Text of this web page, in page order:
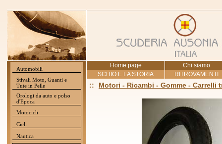
Automobili
Stivali Moto, Guanti e
Tute in Pelle
Orologi da auto e polso
d'Epoca
Motocicli
Cicli
Nautica
Home page
Chi siamo
SCHIO E LA STORIA
RITROVAMENTI
:: Motori - Ricambi - Gomme - Carrelli